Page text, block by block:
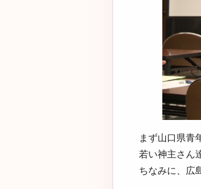
まず山口県青
若い神主さん
ちなみに、広